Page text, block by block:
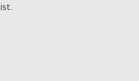
ist.